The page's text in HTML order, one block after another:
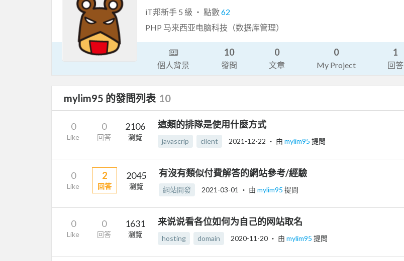
iT邦新手 5 級 ‧ 點數62
PHP 马来西亚电脑科技（数据库管理）
個人背景
10
發問
0
文章
0
My Project
1
回答
mylim95 的發問列表 10
0
Like
0
回答
2106
瀏覽
這類的排隊是使用什麼方式
javascrip client 2021-12-22 ‧ 由 mylim95 提問
0
Like
2
回答
2045
瀏覽
有沒有類似付費解答的網站參考/經驗
網站開發 2021-03-01 ‧ 由 mylim95 提問
0
Like
0
回答
1631
瀏覽
来说说看各位如何为自己的网站取名
hosting domain 2020-11-20 ‧ 由 mylim95 提問